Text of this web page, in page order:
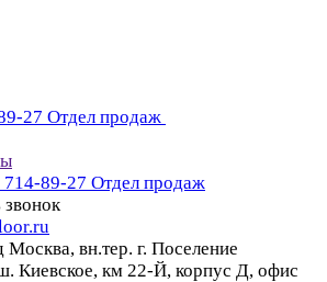
27 Отдел продаж
89-27 Отдел продаж
звонок
Москва, вн.тер. г. Поселение
Киевское, км 22-Й, корпус Д, офис